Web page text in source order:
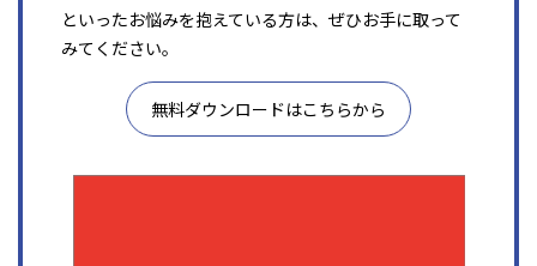
といったお悩みを抱えている方は、ぜひお手に取って
みてください。
無料ダウンロードはこちらから